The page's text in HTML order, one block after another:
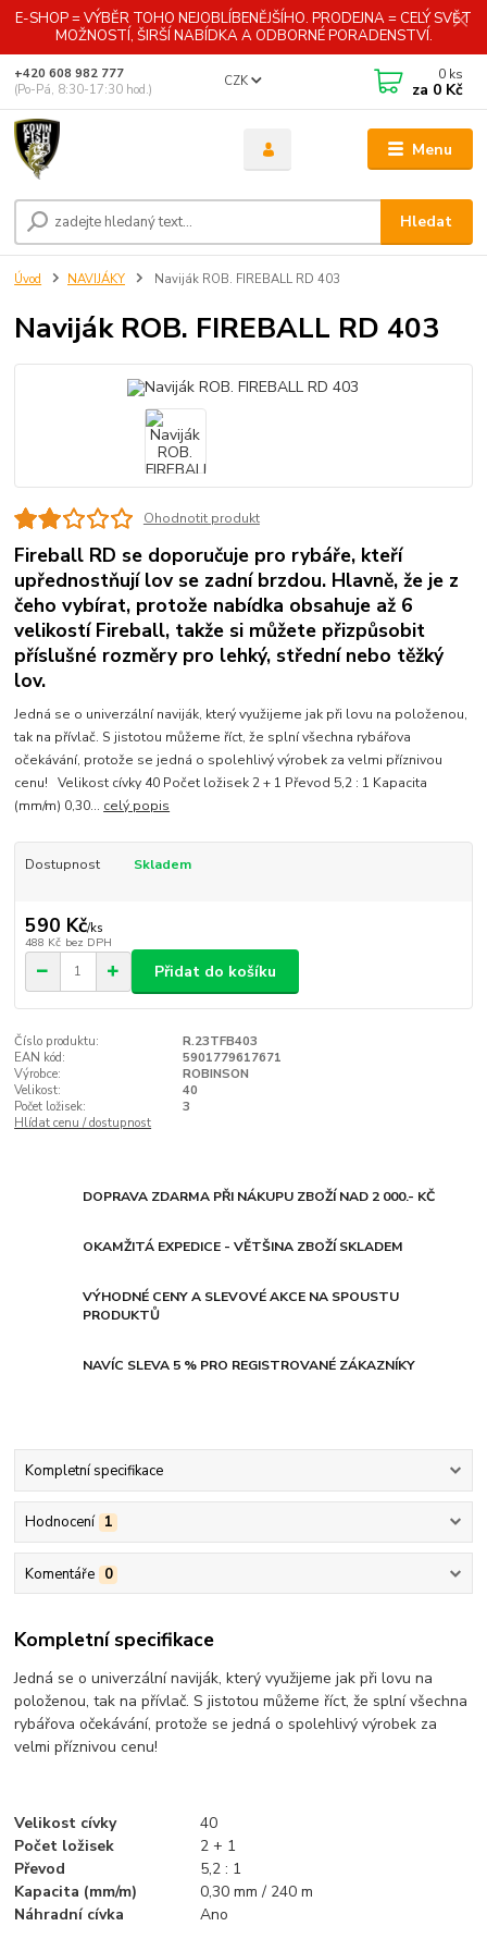
E-SHOP = VÝBĚR TOHO NEJOBLÍBENĚJŠÍHO. PRODEJNA = CELÝ SVĚT
MOŽNOSTÍ, ŠIRŠÍ NABÍDKA A ODBORNÉ PORADENSTVÍ.
Menu
CZK
Hledat
+420 608 982 777
(Po-Pá, 8:30-17:30 hod.)
0 ks
za 0 Kč
Úvod NAVIJÁKY Naviják ROB. FIREBALL RD 403
Naviják ROB. FIREBALL RD 403
Ohodnotit produkt
Fireball RD se doporučuje pro rybáře, kteří
upřednostňují lov se zadní brzdou. Hlavně, že je z
čeho vybírat, protože nabídka obsahuje až 6
velikostí Fireball, takže si můžete přizpůsobit
příslušné rozměry pro lehký, střední nebo těžký
lov.
Jedná se o univerzální naviják, který využijeme jak při lovu na položenou,
tak na přívlač. S jistotou můžeme říct, že splní všechna rybářova
očekávání, protože se jedná o spolehlivý výrobek za velmi příznivou
cenu! Velikost cívky 40 Počet ložisek 2 + 1 Převod 5,2 : 1 Kapacita
(mm/m) 0,30... celý popis
Dostupnost Skladem
590 Kč/ks
488 Kč bez DPH
Přidat do košíku
Číslo produktu:
R.23TFB403
EAN kód:
5901779617671
Výrobce:
ROBINSON
Velikost:
40
Počet ložisek:
3
Hlídat cenu / dostupnost
DOPRAVA ZDARMA PŘI NÁKUPU ZBOŽÍ NAD 2 000.- KČ
OKAMŽITÁ EXPEDICE - VĚTŠINA ZBOŽÍ SKLADEM
VÝHODNÉ CENY A SLEVOVÉ AKCE NA SPOUSTU
PRODUKTŮ
NAVÍC SLEVA 5 % PRO REGISTROVANÉ ZÁKAZNÍKY
Kompletní specifikace
Hodnocení 1
Komentáře 0
Kompletní specifikace
Jedná se o univerzální naviják, který využijeme jak při lovu na
položenou, tak na přívlač. S jistotou můžeme říct, že splní všechna
rybářova očekávání, protože se jedná o spolehlivý výrobek za
velmi příznivou cenu!
Velikost cívky
40
Počet ložisek
2 + 1
Převod
5,2 : 1
Kapacita (mm/m)
0,30 mm / 240 m
Náhradní cívka
Ano